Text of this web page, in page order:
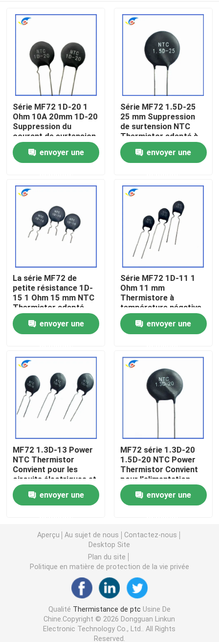
À la maison
À propos de nous
Contrôle de la qualité
Nous contacter
Nouvelles
Les affaires
Thermistance de ptc
Puce de chauffage PTC
Thermistors NTC
Le thermistore NTC de puissance
Capteur de température de NTC
Varistance CMS
Série MF72 1D-20 1
Ohm 10A 20mm 1D-20
Suppression du
courant de surtension
NTC Thermistor
adapté à l'alimentation
électrique à haute
envoyer une
Série MF72 1.5D-25
25 mm Suppression
de surtension NTC
Thermistor adapté à
la commutation de
l'alimentation Audio
amplificateur
envoyer une
La série MF72 de
petite résistance 1D-
15 1 Ohm 15 mm NTC
Thermistor adapté
pour la commutation
de l'adaptateur de
puissance
envoyer une
Série MF72 1D-11 1
Ohm 11 mm
Thermistore à
température négative
pour l'alimentation
électriqueenvoyer une
MF72 1.3D-13 Power
NTC Thermistor
Convient pour les
circuits électriques et
les appareils
électroménagers
Suppression du
envoyer une
MF72 série 1.3D-20
1.5D-20 NTC Power
Thermistor Convient
pour l'alimentation
électrique à haute
puissanceenvoyer une
Aperçu Au sujet de nous
Contactez-nous
Desktop Site
Plan du site
Politique en matière de protection de la vie privée
Qualité Thermistance de ptc Usine De
Chine.Copyright © 2026 Dongguan Linkun
Electronic Technology Co., Ltd.. All Rights
Reserved.